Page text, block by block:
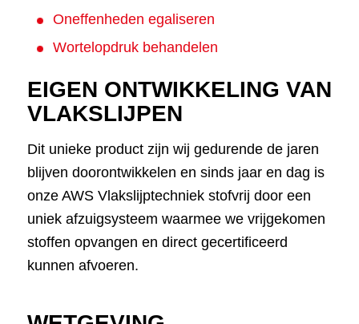
Oneffenheden egaliseren
Wortelopdruk behandelen
EIGEN ONTWIKKELING VAN
VLAKSLIJPEN
Dit unieke product zijn wij gedurende de jaren
blijven doorontwikkelen en sinds jaar en dag is
onze AWS Vlakslijptechniek stofvrij door een
uniek afzuigsysteem waarmee we vrijgekomen
stoffen opvangen en direct gecertificeerd
kunnen afvoeren.